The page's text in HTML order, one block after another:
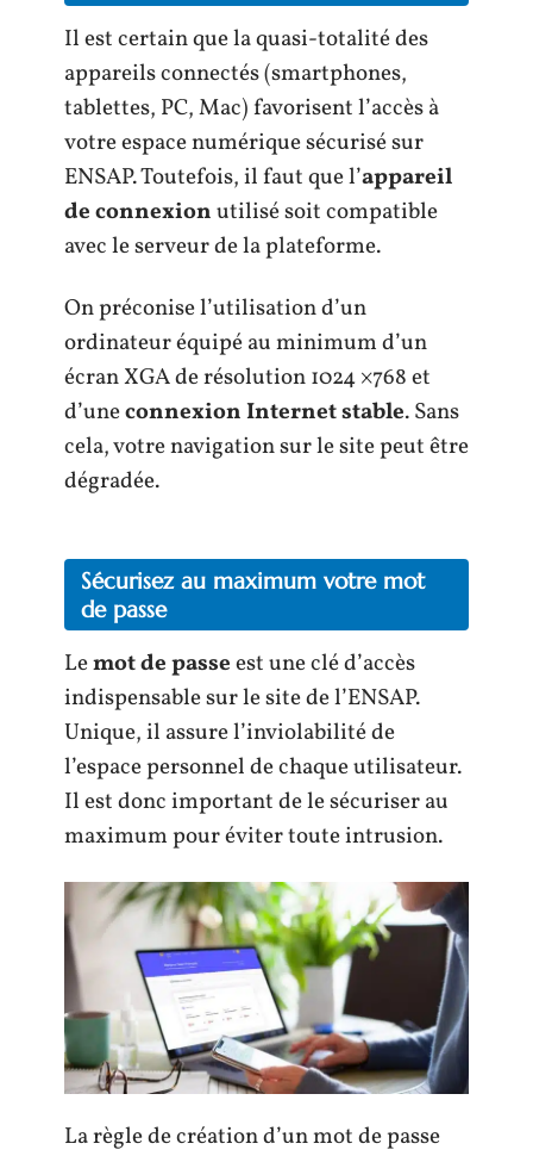
Il est certain que la quasi-totalité des
appareils connectés (smartphones,
tablettes, PC, Mac) favorisent l’accès à
votre espace numérique sécurisé sur
ENSAP. Toutefois, il faut que l’appareil
de connexionutilisé soit compatible
avec le serveur de la plateforme.
On préconise l’utilisation d’un
ordinateur équipé au minimum d’un
écran XGA de résolution 1024 ×768 et
d’uneconnexion Internet stable. Sans
cela, votre navigation sur le site peut être
dégradée.
Sécurisez au maximum votre mot
de passe
Lemot de passeest une clé d’accès
indispensable sur le site de l’ENSAP.
Unique, il assure l’inviolabilité de
l’espace personnel de chaque utilisateur.
Il est donc important de le sécuriser au
maximum pour éviter toute intrusion.
La règle de création d’un mot de passe